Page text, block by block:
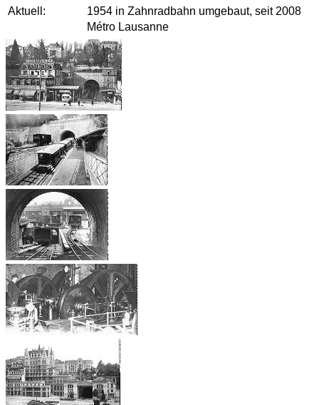
Aktuell:
1954 in Zahnradbahn umgebaut, seit 2008
Métro Lausanne